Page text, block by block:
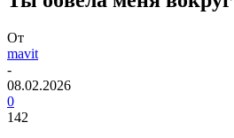
От
mavit
-
08.02.2026
0
142